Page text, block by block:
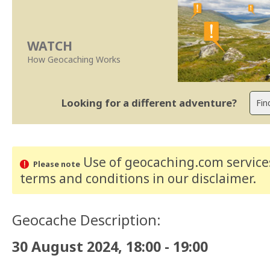
WATCH
How Geocaching Works
Looking for a different adventure?
Please noteUse of geocaching.com
terms and conditions in our disclaimer.
Geocache Description:
30 August 2024, 18:00 - 19:00